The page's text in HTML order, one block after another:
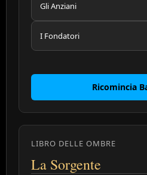
Gli Anziani
I Fondatori
Ricomincia
LIBRO DELLE OMBRE
La Sorgente